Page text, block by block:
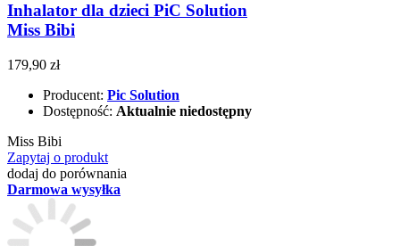
Inhalator dla dzieci PiC Solution
Miss Bibi
179,90 zł
Producent: Pic Solution
Dostępność: Aktualnie niedostępny
Miss Bibi
Zapytaj o produkt
dodaj do porównania
Darmowa wysyłka